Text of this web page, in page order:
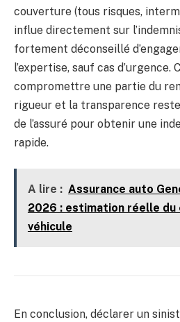
couverture (tous risques,
influe directement sur
fortement déconseillé
l’expertise, sauf cas d’urgence.
compromettre une partie du
rigueur et la transparence
de l’assuré pour obtenir une
rapide.
A lire : Assurance auto
2026 : estimation réelle
véhicule
En conclusion, déclarer un